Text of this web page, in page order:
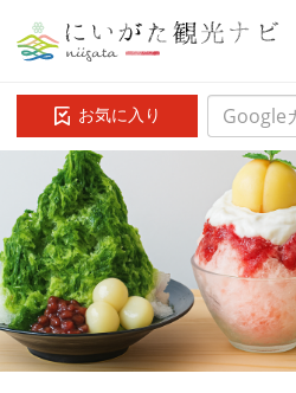
お気に入り